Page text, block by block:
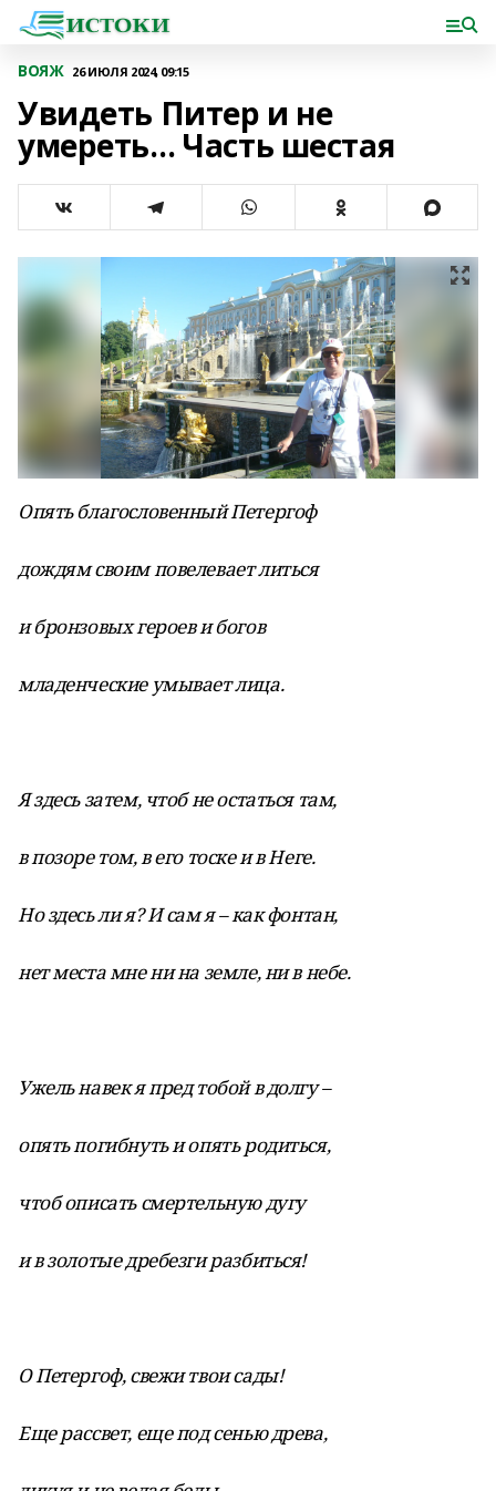
ВОЯЖ 26 ИЮЛЯ 2024, 09:15
Увидеть Питер и не
умереть… Часть шестая
Опять благословенный Петергоф
дождям своим повелевает литься
и бронзовых героев и богов
младенческие умывает лица.
Я здесь затем, чтоб не остаться там,
в позоре том, в его тоске и в Неге.
Но здесь ли я? И сам я – как фонтан,
нет места мне ни на земле, ни в небе.
Ужель навек я пред тобой в долгу –
опять погибнуть и опять родиться,
чтоб описать смертельную дугу
и в золотые дребезги разбиться!
О Петергоф, свежи твои сады!
Еще рассвет, еще под сенью древа,